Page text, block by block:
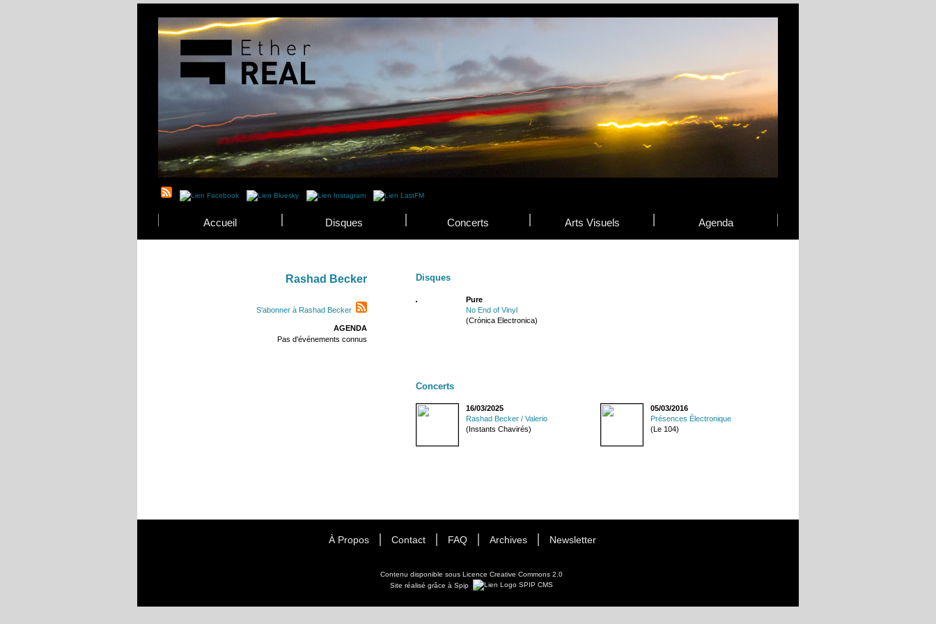
Accueil Disques Concerts Arts Visuels Agenda
Rashad Becker
S'abonner à Rashad Becker
AGENDA
Pas d'événements connus
Disques
Pure
No End of Vinyl
(Crónica Electronica)
Concerts
16/03/2025
Rashad Becker / Valerio
(Instants Chavirés)
05/03/2016
Présences Électronique
(Le 104)
À Propos Contact FAQ Archives Newsletter
Contenu disponible sous Licence Creative Commons 2.0
Site réalisé grâce à Spip